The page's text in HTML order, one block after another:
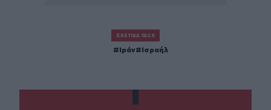
ΣΧΕΤΙΚΆ TAGS
Ιράν Ισραήλ